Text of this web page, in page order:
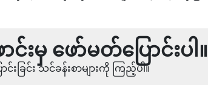
ဖော်မတ်ပြောင်းပါ။
းခြင်း သင်ခန်းစာများကို ကြည့်ပါ။